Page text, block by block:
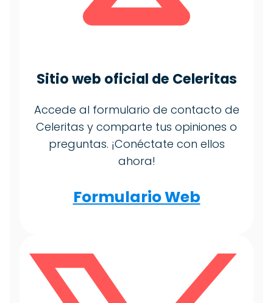
Sitio web oficial de Celeritas
Accede al formulario de contacto de
Celeritas y comparte tus opiniones o
preguntas. ¡Conéctate con ellos
ahora!
Formulario Web